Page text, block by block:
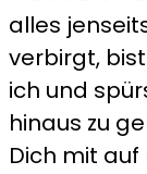
alles
verbirgt,
ich und
hinaus zu
Dich mit auf